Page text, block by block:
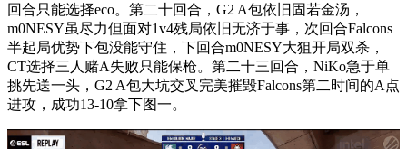
回合只能选择eco。第二十回合，G2 A包依旧固若金汤，
m0NESY虽尽力但面对1v4残局依旧无济于事，次回合Falcons
半起局优势下包没能守住，下回合m0NESY大狙开局双杀，
CT选择三人赌A失败只能保枪。第二十三回合，NiKo急于单
挑先送一头，G2 A包大坑交叉完美摧毁Falcons第二时间的A点
进攻，成功13-10拿下图一。